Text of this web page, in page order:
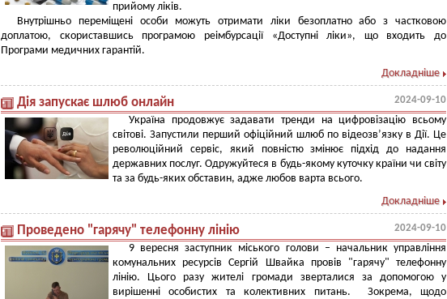
прийому ліків.
Внутрішньо переміщені особи можуть отримати ліки безоплатно або з частковою
доплатою, скориставшись програмою реімбурсації «Доступні ліки», що входить до
Програми медичних гарантій.
Докладніше
Дія запускає шлюб онлайн 2024-09-10
Україна продовжує задавати тренди на цифровізацію всьому
світові. Запустили перший офіційний шлюб по відеозвʼязку в Дії. Це
революційний сервіс, який повністю змінює підхід до надання
державних послуг. Одружуйтеся в будь-якому куточку країни чи світу
та за будь-яких обставин, адже любов варта всього.
Докладніше
Проведено "гарячу" телефонну лінію 2024-09-10
9 вересня заступник міського голови – начальник управління
комунальних ресурсів Сергій Швайка провів "гарячу" телефонну
лінію. Цього разу жителі громади зверталися за допомогою у
вирішенні особистих та колективних питань. Зокрема, щодо